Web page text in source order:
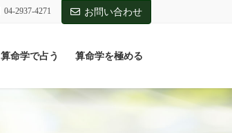
04-2937-4271 お問い合わせ
算命学で占う 算命学を極める